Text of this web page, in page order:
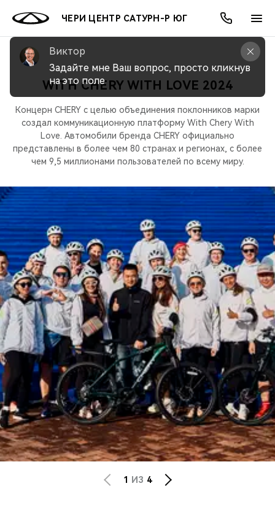
ЧЕРИ ЦЕНТР САТУРН-Р ЮГ
МОДЕЛИ
ВСЕ МОДЕЛИ
КРОССОВЕРЫ
СЕДАНЫ
НОВИНКИ
ПОКУПАТЕЛЯМ
ВЫБОР И ПОКУПКА
КРЕДИТ И СТРАХОВАНИЕ
ВЛАДЕЛЬЦАМ
СЕРВИС
ЗАПЧАСТИ И АКСЕССУАРЫ
CHERY CONNECT
МИР CHERY
АКСЕССУАРЫ
О БРЕНДЕ
ЛЮДИ CHERY
БЛАГОТВОРИТЕЛЬНОСТЬ
CHERY REMOTE
CHERY И СПОРТ
НАШИ МЕРОПРИЯТИЯ
ВИДЕООБЗОРЫ
CHERY ДЛЯ ДЕТЕЙ
АКЦИИ
ВЫГОДЫ И АКЦИИ
ОНЛАЙН СЕРВИСЫ
ВЫБОР И ПОКУПКА
КРЕДИТ
О КОМПАНИИ
О НАС
МЫ В СОЦСЕТЯХ
WITH CHERY WITH LOVE 2024
Концерн CHERY с целью объединения поклонников марки
создал коммуникационную платформу With Chery With
Love. Автомобили бренда CHERY официально
представлены в более чем 80 странах и регионах, с более
чем 9,5 миллионами пользователей по всему миру.
1 ИЗ 4
Виктор
Задайте мне Ваш вопрос, просто кликнув
на это поле